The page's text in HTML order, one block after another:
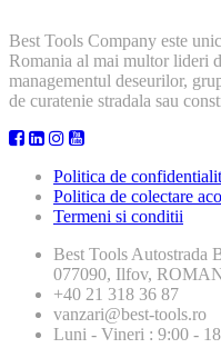
Best Tools Company este
Romania al mai multor lideri
managementul deseurilor,
de curatenie stradala sau
Politica de
Politica de colectare
Termeni si conditii
Best Tools Autostrada
077090, Ilfov,
+40 21 318 36 87
vanzari@best-tools.ro
Luni - Vineri : 9:00 -